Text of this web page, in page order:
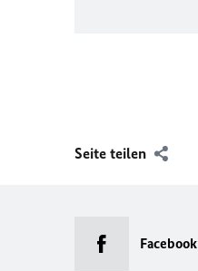
Seite teilen
Facebook